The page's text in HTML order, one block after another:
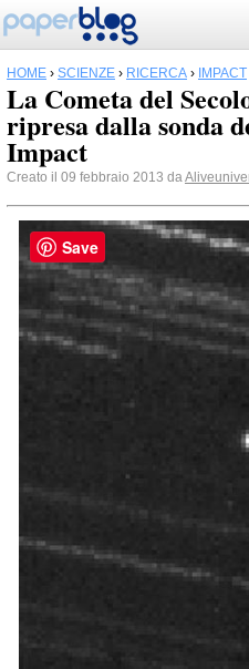
HOME › SCIENZE › RICERCA › IMPACT
La Cometa del
ripresa dalla sonda
Impact
Creato il 09 febbraio 2013 da
Save